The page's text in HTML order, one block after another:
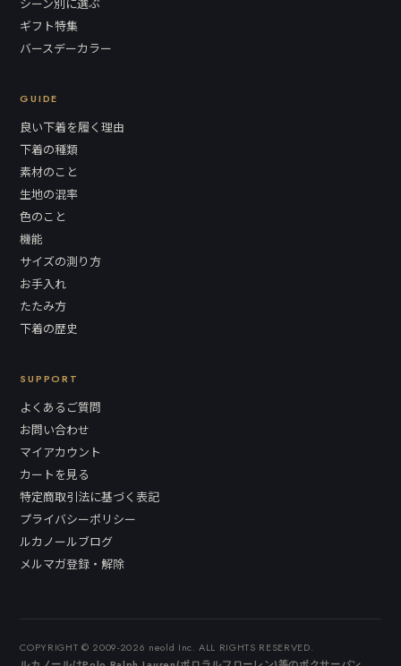
ギフト特集
バースデーカラー
GUIDE
良い下着を履く理由
下着の種類
素材のこと
生地の混率
色のこと
機能
サイズの測り方
お手入れ
たたみ方
下着の歴史
SUPPORT
よくあるご質問
お問い合わせ
マイアカウント
カートを見る
特定商取引法に基づく表記
プライバシーポリシー
ルカノールブログ
メルマガ登録・解除
COPYRIGHT © 2009-2026 neold Inc. ALL RIGHTS RESERVED.